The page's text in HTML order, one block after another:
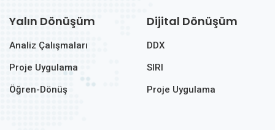
Yalın Dönüşüm
Analiz Çalışmaları
Proje Uygulama
Öğren-Dönüş
Dijital Dönüşüm
DDX
SIRI
Proje Uygulama